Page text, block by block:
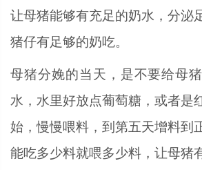
让母猪能够有充足的奶水，分泌
猪仔有足够的奶吃。
母猪分娩的当天，是不要给母
水，水里好放点葡萄糖，或者是
始，慢慢喂料，到第五天增料到
能吃多少料就喂多少料，让母猪